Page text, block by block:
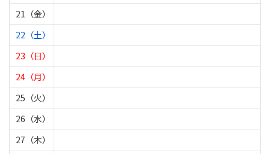
21（金）
22（土）
23（日）
24（月）
25（火）
26（水）
27（木）